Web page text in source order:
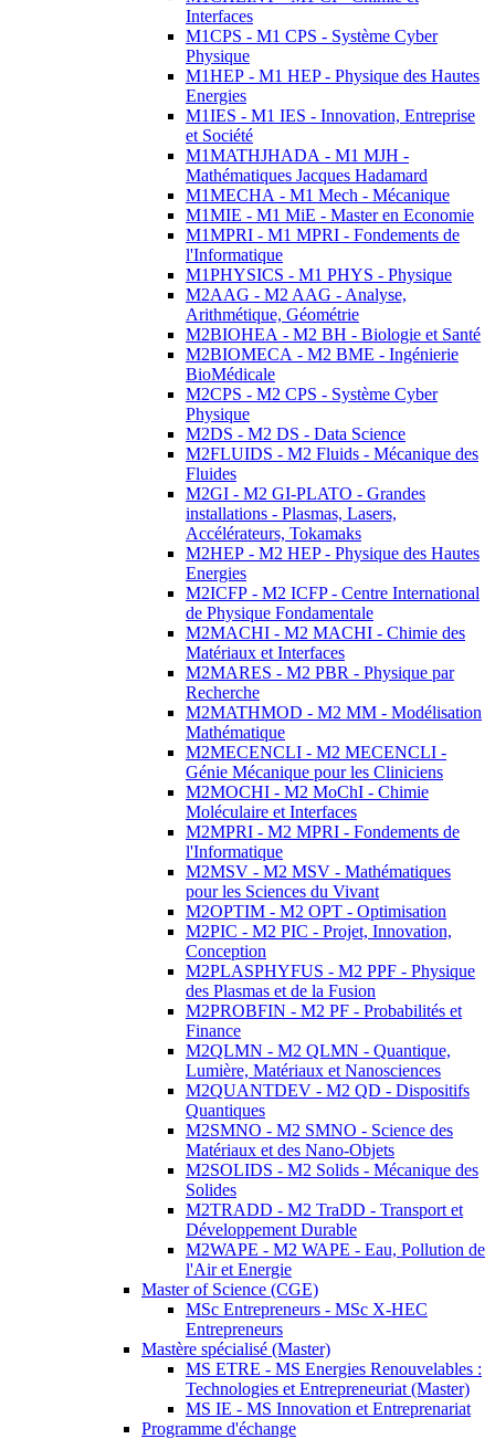
Interfaces
M1CPS - M1 CPS - Système Cyber
Physique
M1HEP - M1 HEP - Physique des Hautes
Energies
M1IES - M1 IES - Innovation, Entreprise
et Société
M1MATHJHADA - M1 MJH -
Mathématiques Jacques Hadamard
M1MECHA - M1 Mech - Mécanique
M1MIE - M1 MiE - Master en Economie
M1MPRI - M1 MPRI - Fondements de
l'Informatique
M1PHYSICS - M1 PHYS - Physique
M2AAG - M2 AAG - Analyse,
Arithmétique, Géométrie
M2BIOHEA - M2 BH - Biologie et Santé
M2BIOMECA - M2 BME - Ingénierie
BioMédicale
M2CPS - M2 CPS - Système Cyber
Physique
M2DS - M2 DS - Data Science
M2FLUIDS - M2 Fluids - Mécanique des
Fluides
M2GI - M2 GI-PLATO - Grandes
installations - Plasmas, Lasers,
Accélérateurs, Tokamaks
M2HEP - M2 HEP - Physique des Hautes
Energies
M2ICFP - M2 ICFP - Centre International
de Physique Fondamentale
M2MACHI - M2 MACHI - Chimie des
Matériaux et Interfaces
M2MARES - M2 PBR - Physique par
Recherche
M2MATHMOD - M2 MM - Modélisation
Mathématique
M2MECENCLI - M2 MECENCLI -
Génie Mécanique pour les Cliniciens
M2MOCHI - M2 MoChI - Chimie
Moléculaire et Interfaces
M2MPRI - M2 MPRI - Fondements de
l'Informatique
M2MSV - M2 MSV - Mathématiques
pour les Sciences du Vivant
M2OPTIM - M2 OPT - Optimisation
M2PIC - M2 PIC - Projet, Innovation,
Conception
M2PLASPHYFUS - M2 PPF - Physique
des Plasmas et de la Fusion
M2PROBFIN - M2 PF - Probabilités et
Finance
M2QLMN - M2 QLMN - Quantique,
Lumière, Matériaux et Nanosciences
M2QUANTDEV - M2 QD - Dispositifs
Quantiques
M2SMNO - M2 SMNO - Science des
Matériaux et des Nano-Objets
M2SOLIDS - M2 Solids - Mécanique des
Solides
M2TRADD - M2 TraDD - Transport et
Développement Durable
M2WAPE - M2 WAPE - Eau, Pollution de
l'Air et Energie
Master of Science (CGE)
MSc Entrepreneurs - MSc X-HEC
Entrepreneurs
Mastère spécialisé (Master)
MS ETRE - MS Energies Renouvelables :
Technologies et Entrepreneuriat (Master)
MS IE - MS Innovation et Entreprenariat
Programme d'échange